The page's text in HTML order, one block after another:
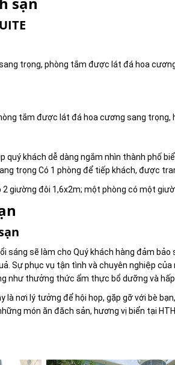
trọng, phòng tắm được lát đá hoa
tắm được lát đá hoa cương sang trọng,
quý khách dễ dàng ngắm nhìn thành phố
trọng Có 1 phòng để tiếp khách, được
2 giường đôi 1,6x2m; một phòng có một
sáng sẽ làm cho Quý khách hàng đảm
Sự phục vụ tận tình và chuyên nghiệp
như thưởng thức ẩm thực bổ dưỡng và hấp
là nơi lý tưởng để hội họp, gặp gỡ với bè
món ăn đăch sản, hương vị biển tại